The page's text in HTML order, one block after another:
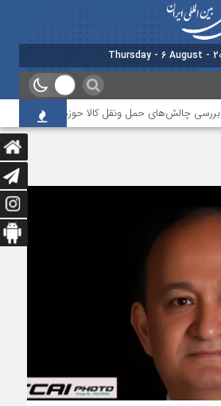
بررسی چالش‌های حمل ونقل کالا حوزه‌های ریلی،